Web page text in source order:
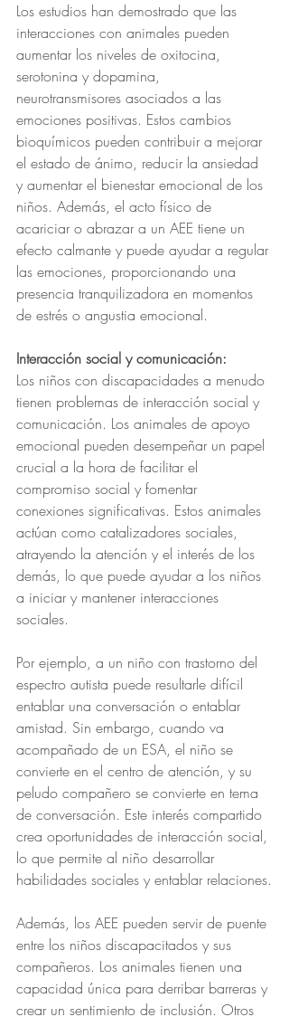
Los estudios han demostrado que las
interacciones con animales pueden
aumentar los niveles de oxitocina,
serotonina y dopamina,
neurotransmisores asociados a las
emociones positivas. Estos cambios
bioquímicos pueden contribuir a mejorar
el estado de ánimo, reducir la ansiedad
y aumentar el bienestar emocional de los
niños. Además, el acto físico de
acariciar o abrazar a un AEE tiene un
efecto calmante y puede ayudar a regular
las emociones, proporcionando una
presencia tranquilizadora en momentos
de estrés o angustia emocional.
Interacción social y comunicación:
Los niños con discapacidades a menudo
tienen problemas de interacción social y
comunicación. Los animales de apoyo
emocional pueden desempeñar un papel
crucial a la hora de facilitar el
compromiso social y fomentar
conexiones significativas. Estos animales
actúan como catalizadores sociales,
atrayendo la atención y el interés de los
demás, lo que puede ayudar a los niños
a iniciar y mantener interacciones
sociales.
Por ejemplo, a un niño con trastorno del
espectro autista puede resultarle difícil
entablar una conversación o entablar
amistad. Sin embargo, cuando va
acompañado de un ESA, el niño se
convierte en el centro de atención, y su
peludo compañero se convierte en tema
de conversación. Este interés compartido
crea oportunidades de interacción social,
lo que permite al niño desarrollar
habilidades sociales y entablar relaciones.
Además, los AEE pueden servir de puente
entre los niños discapacitados y sus
compañeros. Los animales tienen una
capacidad única para derribar barreras y
crear un sentimiento de inclusión. Otros